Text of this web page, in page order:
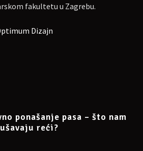
events/338357208473505/
fakultetu u Zagrebu.
Dizajn
ponašanje pasa – što nam
reći?